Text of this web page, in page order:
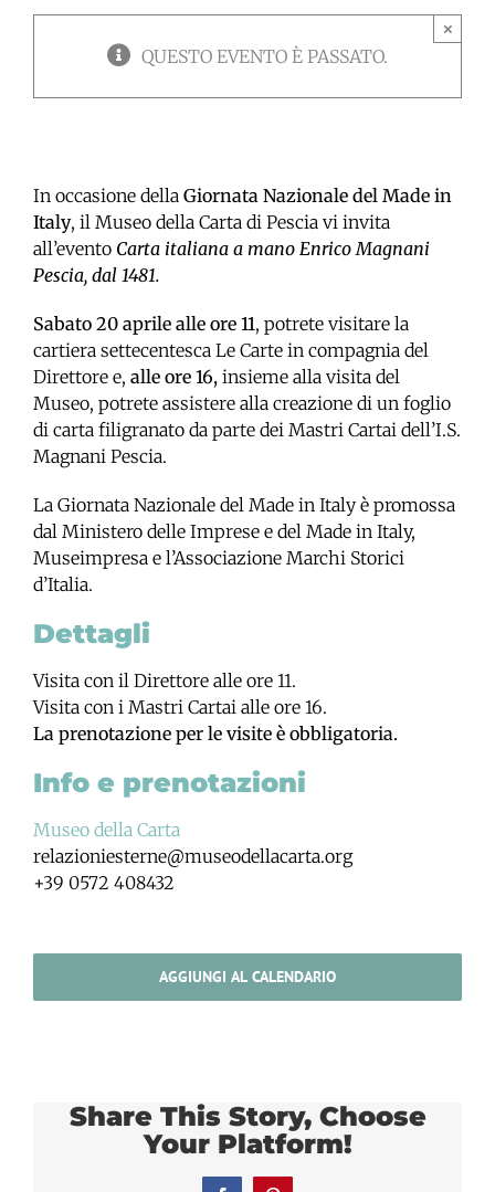
QUESTO EVENTO È PASSATO.
×
In occasione della Giornata Nazionale del Made in
Italy, il Museo della Carta di Pescia vi invita
all’evento Carta italiana a mano Enrico Magnani
Pescia, dal 1481.
Sabato 20 aprile alle ore 11, potrete visitare la
cartiera settecentesca Le Carte in compagnia del
Direttore e, alle ore 16, insieme alla visita del
Museo, potrete assistere alla creazione di un foglio
di carta filigranato da parte dei Mastri Cartai dell’I.S.
Magnani Pescia.
La Giornata Nazionale del Made in Italy è promossa
dal Ministero delle Imprese e del Made in Italy,
Museimpresa e l’Associazione Marchi Storici
d’Italia.
Dettagli
Visita con il Direttore alle ore 11.
Visita con i Mastri Cartai alle ore 16.
La prenotazione per le visite è obbligatoria.
Info e prenotazioni
Museo della Carta
relazioniesterne@museodellacarta.org
+39 0572 408432
AGGIUNGI AL CALENDARIO
Share This Story, Choose
Your Platform!